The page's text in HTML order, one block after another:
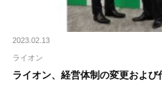
2023.02.13
ライオン
ライオン、経営体制の変更およ